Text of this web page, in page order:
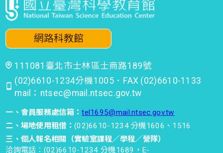
網路科教館
111081臺北市士林區士商路189號
(02)6610-1234分機1005．FAX (02)6610-1133
mail：ntsec@mail.ntsec.gov.tw
一、會員服務處信箱：tel1695@mail.ntsec.gov.tw
二、場地使用租借： (02)6610-1234 分機1606、1516
三、個人報名相關（實驗室課程／學程／營隊）
洽詢電話：(02)6610-1234 分機1689，E-